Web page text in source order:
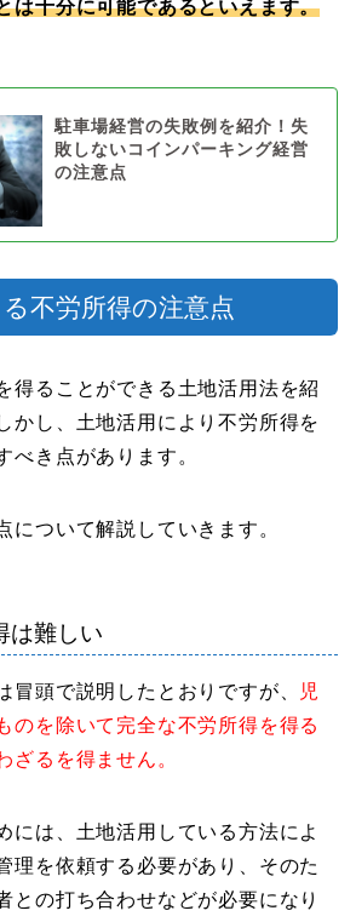
は十分に可能であるといえます。
駐車場経営の失敗例を紹介！失
敗しないコインパーキング経営
の注意点
不労所得の注意点
得ることができる土地活用法を紹
かし、土地活用により不労所得を
べき点があります。
について解説していきます。
は難しい
冒頭で説明したとおりですが、
児
のを除いて完全な不労所得を得る
ざるを得ません。
には、土地活用している方法によ
理を依頼する必要があり、そのた
との打ち合わせなどが必要になり